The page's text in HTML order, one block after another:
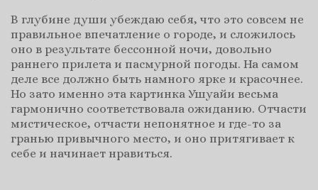
В глубине души убеждаю себя, что это совсем не
правильное впечатление о городе, и сложилось
оно в результате бессонной ночи, довольно
раннего прилета и пасмурной погоды. На самом
деле все должно быть намного ярке и красочнее.
Но зато именно эта картинка Ушуайи весьма
гармонично соответствовала ожиданию. Отчасти
мистическое, отчасти непонятное и где-то за
гранью привычного место, и оно притягивает к
себе и начинает нравиться.